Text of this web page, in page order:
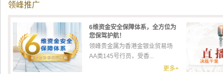
领峰推广
6维资金安全保障体系，全方位为
您保驾护航！
领峰贵金属为香港金银业贸易场
AA类145号行员，受香...
更多+